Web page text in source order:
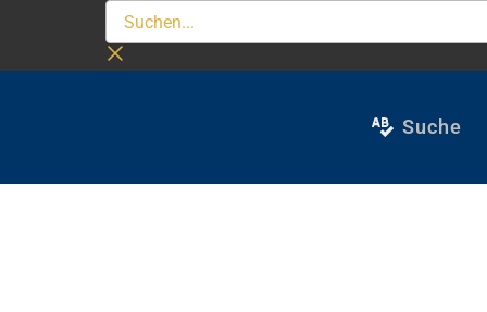
Suche